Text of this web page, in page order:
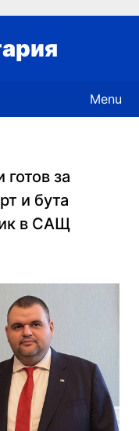
Menu
за
и бута
в САЩ